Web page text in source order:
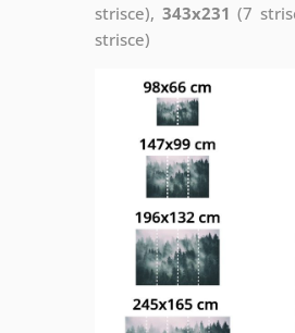
strisce), 343x231 (7
strisce)